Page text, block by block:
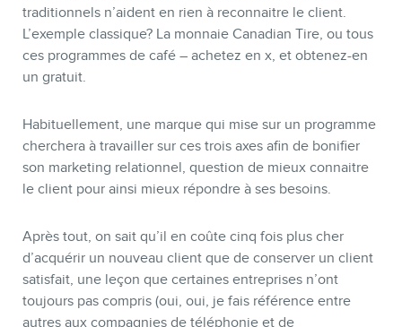
traditionnels n’aident en rien à reconnaitre le client.
L’exemple classique? La monnaie Canadian Tire, ou tous
ces programmes de café – achetez en x, et obtenez-en
un gratuit.
Habituellement, une marque qui mise sur un programme
cherchera à travailler sur ces trois axes afin de bonifier
son marketing relationnel, question de mieux connaitre
le client pour ainsi mieux répondre à ses besoins.
Après tout, on sait qu’il en coûte cinq fois plus cher
d’acquérir un nouveau client que de conserver un client
satisfait, une leçon que certaines entreprises n’ont
toujours pas compris (oui, oui, je fais référence entre
autres aux compagnies de téléphonie et de